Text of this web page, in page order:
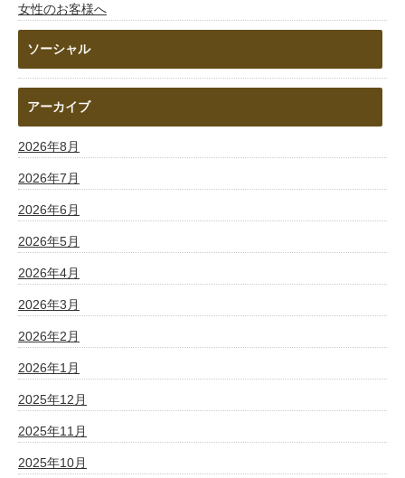
女性のお客様へ
ソーシャル
アーカイブ
2026年8月
2026年7月
2026年6月
2026年5月
2026年4月
2026年3月
2026年2月
2026年1月
2025年12月
2025年11月
2025年10月